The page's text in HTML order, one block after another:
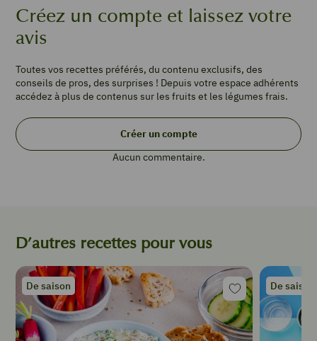
4
wraps
blé
1
petit
carottes
150
g
feta
2
citrons
Créez un compte et laissez votre
avis
Toutes vos recettes préférés, du contenu exclusifs, des
conseils de pros, des surprises ! Depuis votre espace adhérents
accédez à plus de contenus sur les fruits et les légumes frais.
Créer un compte
Aucun commentaire.
D’autres recettes pour vous
De saison De saison